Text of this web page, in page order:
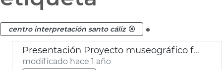
centro interpretación santo cáliz .
Presentación Proyecto museográfico futuro Centro Interpretación Santo Cáliz
modificado hace 1 año